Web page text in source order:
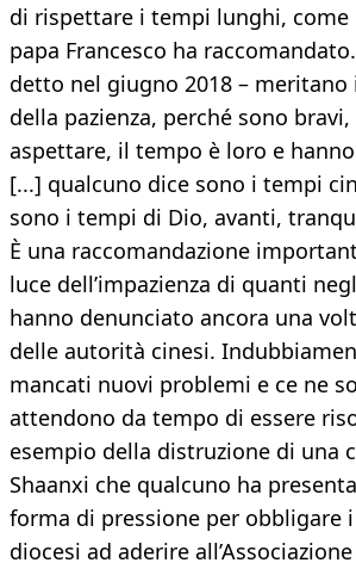
di rispettare i tempi lunghi,
papa Francesco ha
detto nel giugno 2018 –
della pazienza, perché sono bravi,
aspettare, il tempo è loro e
[...] qualcuno dice sono i tempi
sono i tempi di Dio, avanti,
È una raccomandazione
luce dell’impazienza di quanti
hanno denunciato ancora una
delle autorità cinesi.
mancati nuovi problemi e ce ne
attendono da tempo di essere
esempio della distruzione di una
Shaanxi che qualcuno ha
forma di pressione per obbligare
diocesi ad aderire